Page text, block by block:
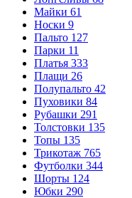
Майки 61
Носки 9
Пальто 127
Парки 11
Платья 333
Плащи 26
Полупальто 42
Пуховики 84
Рубашки 291
Толстовки 135
Топы 135
Трикотаж 765
Футболки 344
Шорты 124
Юбки 290